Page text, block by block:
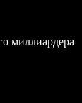
миллиардера